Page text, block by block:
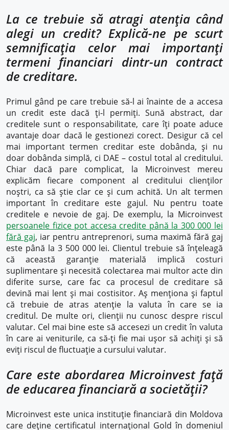
La ce trebuie să atragi atenția când
alegi un credit? Explică-ne pe scurt
semnificația celor mai importanți
termeni financiari dintr-un contract
de creditare.
Primul gând pe care trebuie să-l ai înainte de a accesa
un credit este dacă ți-l permiți. Sună abstract, dar
creditele sunt o responsabilitate, care îți poate aduce
avantaje doar dacă le gestionezi corect. Desigur că cel
mai important termen creditar este dobânda, și nu
doar dobânda simplă, ci DAE – costul total al creditului.
Chiar dacă pare complicat, la Microinvest mereu
explicăm fiecare component al creditului clienților
noștri, ca să știe clar ce și cum achită. Un alt termen
important în creditare este gajul. Nu pentru toate
creditele e nevoie de gaj. De exemplu, la Microinvest
persoanele fizice pot accesa credite până la 300 000 lei
fără gaj, iar pentru antreprenori, suma maximă fără gaj
este până la 3 500 000 lei. Clientul trebuie să înțeleagă
că această garanție materială implică costuri
suplimentare și necesită colectarea mai multor acte din
diferite surse, care fac ca procesul de creditare să
devină mai lent și mai costisitor. Aș menționa și faptul
că trebuie de atras atenție la valuta în care se ia
creditul. De multe ori, clienții nu cunosc despre riscul
valutar. Cel mai bine este să accesezi un credit în valuta
în care ai veniturile, ca să-ți fie mai ușor să achiți și să
eviți riscul de fluctuație a cursului valutar.
Care este abordarea Microinvest față
de educarea financiară a societății?
Microinvest este unica instituție financiară din Moldova
care deține certificatul internațional Gold în domeniul